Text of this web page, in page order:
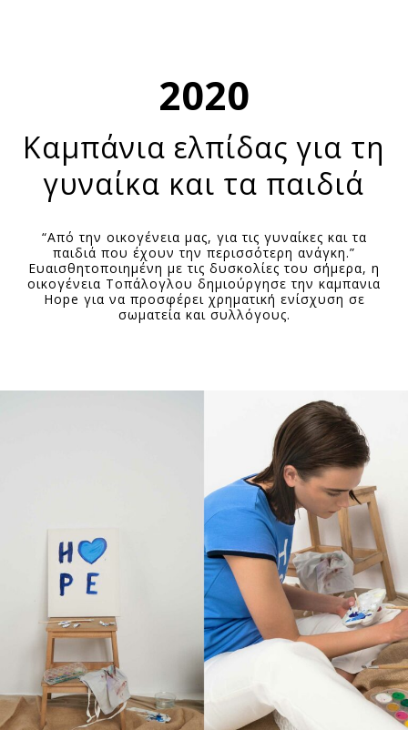
2020
Καμπάνια ελπίδας για τη
γυναίκα και τα παιδιά
“Από την οικογένεια μας, για τις γυναίκες και τα
παιδιά που έχουν την περισσότερη ανάγκη.”
Ευαισθητοποιημένη με τις δυσκολίες του σήμερα, η
οικογένεια Τοπάλογλου δημιούργησε την καμπανια
Hope για να προσφέρει χρηματική ενίσχυση σε
σωματεία και συλλόγους.